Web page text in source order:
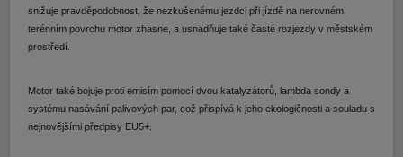
snižuje pravděpodobnost, že nezkušenému jezdci při jízdě na nerovném
terénním povrchu motor zhasne, a usnadňuje také časté rozjezdy v městském
prostředí.
Motor také bojuje proti emisím pomocí dvou katalyzátorů, lambda sondy a
systému nasávání palivových par, což přispívá k jeho ekologičnosti a souladu s
nejnovějšími předpisy EU5+.